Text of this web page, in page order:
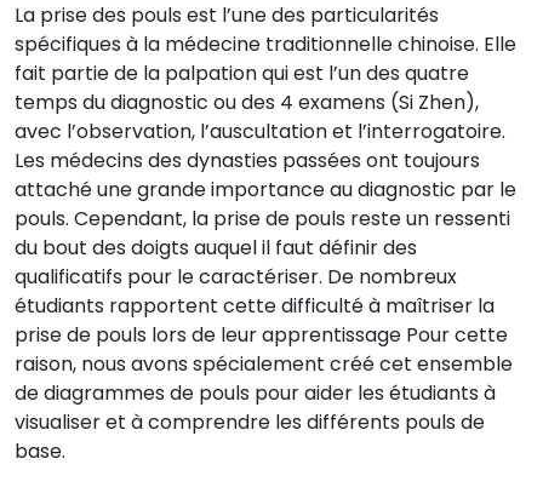
La prise des pouls est l’une des particularités
spécifiques à la médecine traditionnelle chinoise. Elle
fait partie de la palpation qui est l’un des quatre
temps du diagnostic ou des 4 examens (Si Zhen),
avec l’observation, l’auscultation et l’interrogatoire.
Les médecins des dynasties passées ont toujours
attaché une grande importance au diagnostic par le
pouls. Cependant, la prise de pouls reste un ressenti
du bout des doigts auquel il faut définir des
qualificatifs pour le caractériser. De nombreux
étudiants rapportent cette difficulté à maîtriser la
prise de pouls lors de leur apprentissage Pour cette
raison, nous avons spécialement créé cet ensemble
de diagrammes de pouls pour aider les étudiants à
visualiser et à comprendre les différents pouls de
base.